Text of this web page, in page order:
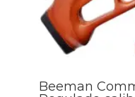
Beeman